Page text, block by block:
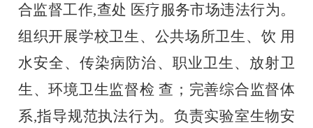
合监督工作,查处 医疗服务市场违法行为。
组织开展学校卫生、公共场所卫生、饮 用
水安全、传染病防治、职业卫生、放射卫
生、环境卫生监督检 查；完善综合监督体
系,指导规范执法行为。负责实验室生物安